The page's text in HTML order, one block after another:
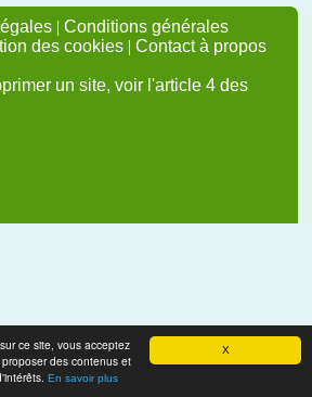
X
ce site, vous acceptez
des contenus et
En savoir plus
| Conditions générales
des cookies | Contact à propos
un site, voir l'article 4 des